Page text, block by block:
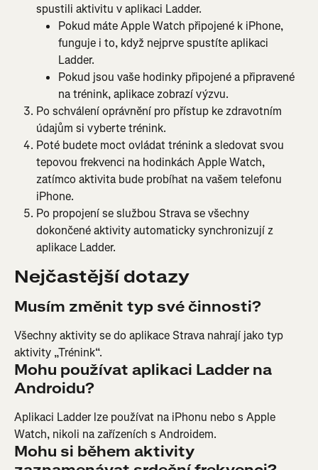
spustili aktivitu v aplikaci Ladder.
Pokud máte Apple Watch připojené k iPhone,
funguje i to, když nejprve spustíte aplikaci
Ladder.
Pokud jsou vaše hodinky připojené a připravené
na trénink, aplikace zobrazí výzvu.
Po schválení oprávnění pro přístup ke zdravotním
údajům si vyberte trénink.
Poté budete moct ovládat trénink a sledovat svou
tepovou frekvenci na hodinkách Apple Watch,
zatímco aktivita bude probíhat na vašem telefonu
iPhone.
Po propojení se službou Strava se všechny
dokončené aktivity automaticky synchronizují z
aplikace Ladder.
Nejčastější dotazy
Musím změnit typ své činnosti?
Všechny aktivity se do aplikace Strava nahrají jako typ
aktivity „Trénink“.
Mohu používat aplikaci Ladder na
Androidu?
Aplikaci Ladder lze používat na iPhonu nebo s Apple
Watch, nikoli na zařízeních s Androidem.
Mohu si během aktivity